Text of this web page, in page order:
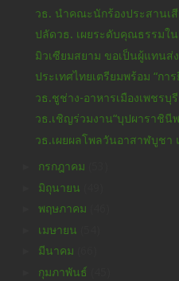
วธ. นำคณะนักร้องประสานเสี
ปลัดวธ. เผยระดับคุณธรรมใ
มิวเซียมสยาม ขอเป็นผู้แทนส่
ประเทศไทยเตรียมพร้อม “ก
วธ.ชูช่าง-อาหารเมืองเพชรบุ
วธ.เชิญร่วมงาน“บุปผาราชินี
วธ.เผยผลโพลวันอาสาฬบูชา
กรกฎาคม
มิถุนายน
พฤษภาคม
เมษายน
มีนาคม
กุมภาพันธ์